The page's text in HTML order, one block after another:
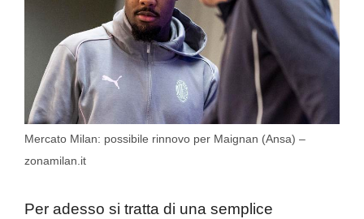
Mercato Milan: possibile rinnovo per Maignan (Ansa) –
zonamilan.it
Per adesso si tratta di una semplice